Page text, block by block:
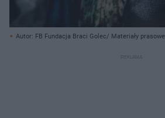
Autor: FB Fundacja Braci Golec/ Materiały prasowe